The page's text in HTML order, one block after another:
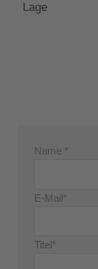
Lage
Name *
E-Mail*
Titel*